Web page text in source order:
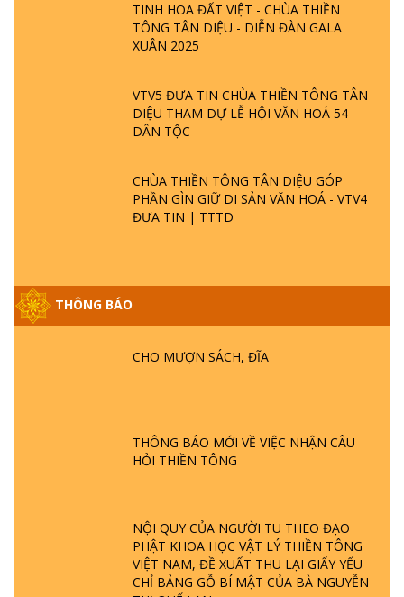
TINH HOA ĐẤT VIỆT - CHÙA THIỀN
TÔNG TÂN DIỆU - DIỄN ĐÀN GALA
XUÂN 2025
VTV5 ĐƯA TIN CHÙA THIỀN TÔNG TÂN
DIỆU THAM DỰ LỄ HỘI VĂN HOÁ 54
DÂN TỘC
CHÙA THIỀN TÔNG TÂN DIỆU GÓP
PHẦN GÌN GIỮ DI SẢN VĂN HOÁ - VTV4
ĐƯA TIN | TTTD
THÔNG BÁO
CHO MƯỢN SÁCH, ĐĨA
THÔNG BÁO MỚI VỀ VIỆC NHẬN CÂU
HỎI THIỀN TÔNG
NỘI QUY CỦA NGƯỜI TU THEO ĐẠO
PHẬT KHOA HỌC VẬT LÝ THIỀN TÔNG
VIỆT NAM, ĐỀ XUẤT THU LẠI GIẤY YẾU
CHỈ BẢNG GỖ BÍ MẬT CỦA BÀ NGUYỄN
GIẢI ĐÁP ĐẶC BIỆT P25 - SUỐT 49 NĂM
PHẬT KHÔNG NÓI? HỘI LONG HOA LÀ
HỘI GÌ? TỬ VÌ ĐẠO
PHẬT GIỚI CÓ THỜI GIAN KHÔNG? |
TTTD
LÀ AI? QUỶ SA TĂNG? | TTTD
GIẢI ĐÁP THIỀN TÔNG ĐẶC BIỆT P22 - TẠI
SAO TRÁI ĐẤT NHIỀU THIÊN TAI - LŨ LỤT